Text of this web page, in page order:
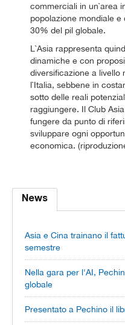
commerciali in un`area
popolazione mondiale
30% del pil globale.
L`Asia rappresenta
dinamiche e con
diversificazione a livello
l`Italia, sebbene in
sotto delle reali
raggiungere. Il Club
fungere da punto di
sviluppare ogni
economica.
News
Asia e Cina trainano il
semestre
Nella gara per l'AI,
globale
Presentato a Pechino il